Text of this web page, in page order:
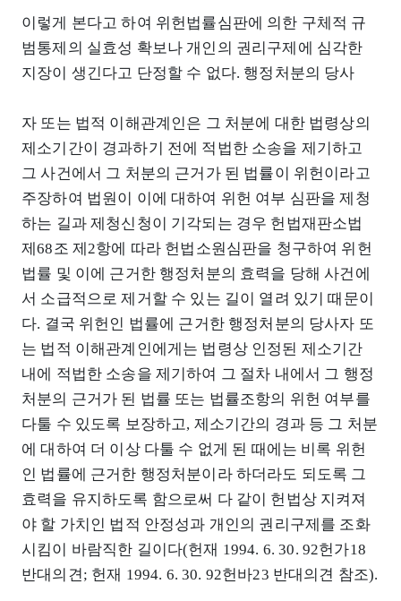
이렇게 본다고 하여 위헌법률심판에 의한 구체적 규
범통제의 실효성 확보나 개인의 권리구제에 심각한
지장이 생긴다고 단정할 수 없다. 행정처분의 당사
자 또는 법적 이해관계인은 그 처분에 대한 법령상의
제소기간이 경과하기 전에 적법한 소송을 제기하고
그 사건에서 그 처분의 근거가 된 법률이 위헌이라고
주장하여 법원이 이에 대하여 위헌 여부 심판을 제청
하는 길과 제청신청이 기각되는 경우 헌법재판소법
제68조 제2항에 따라 헌법소원심판을 청구하여 위헌
법률 및 이에 근거한 행정처분의 효력을 당해 사건에
서 소급적으로 제거할 수 있는 길이 열려 있기 때문이
다. 결국 위헌인 법률에 근거한 행정처분의 당사자 또
는 법적 이해관계인에게는 법령상 인정된 제소기간
내에 적법한 소송을 제기하여 그 절차 내에서 그 행정
처분의 근거가 된 법률 또는 법률조항의 위헌 여부를
다툴 수 있도록 보장하고, 제소기간의 경과 등 그 처분
에 대하여 더 이상 다툴 수 없게 된 때에는 비록 위헌
인 법률에 근거한 행정처분이라 하더라도 되도록 그
효력을 유지하도록 함으로써 다 같이 헌법상 지켜져
야 할 가치인 법적 안정성과 개인의 권리구제를 조화
시킴이 바람직한 길이다(헌재 1994. 6. 30. 92헌가18
반대의견; 헌재 1994. 6. 30. 92헌바23 반대의견 참조).